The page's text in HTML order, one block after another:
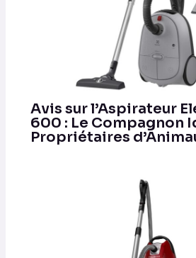
Avis sur l’Aspirateur
600 : Le Compagnon
Propriétaires